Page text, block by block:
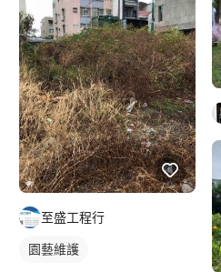
至盛工程行
園藝維護